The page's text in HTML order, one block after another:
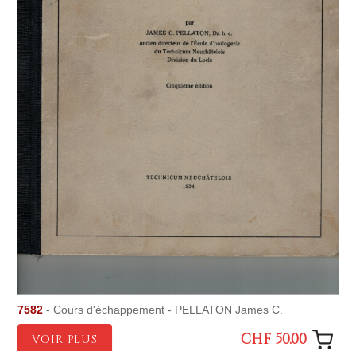
7582 - Cours d'échappement - PELLATON James C.
VOIR PLUS CHF 50.00